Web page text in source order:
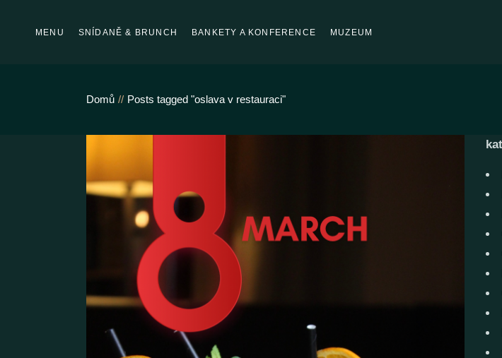
MENU SNÍDANĚ & BRUNCH BANKETY A KONFERENCE MUZEUM
Domů Posts tagged "oslava v restauraci"